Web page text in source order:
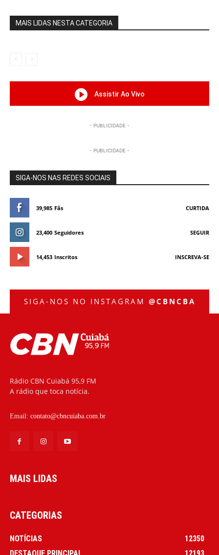
MAIS LIDAS NESTA CATEGORIA
Assistir Ao Vivo
- PUBLICIDADE -
- PUBLICIDADE -
SIGA-NOS NAS REDES SOCIAIS
39,985 Fãs CURTIDA
23,400 Seguidores SEGUIR
14,453 Inscritos INSCREVA-SE
SIGA-NOS NO INSTAGRAM @CBNCBA
Rádio CBN Cuiabá 95,9 FM
A rádio que toca notícia.
Email: contato@cbncuiaba.com.br
MAIS LIDAS
CATEGORIAS
NOTÍCIAS
12350